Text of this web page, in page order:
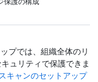
プでは、組織全体のリ
ュリティで保護できま
キャンのセットアップ